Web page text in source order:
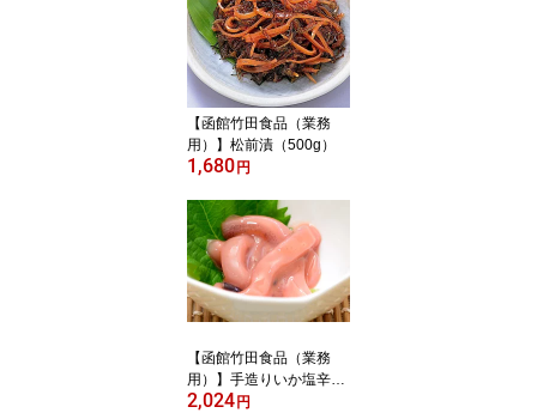
【函館竹田食品（業務
用）】松前漬（500g）
1,680円
【函館竹田食品（業務
用）】手造りいか塩辛
（500g）
2,024円